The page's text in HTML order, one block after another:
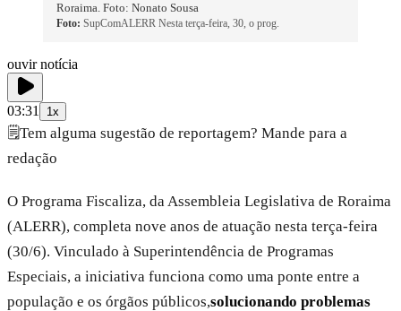
Roraima. Foto: Nonato Sousa
Foto: SupComALERR Nesta terça-feira, 30, o prog.
ouvir notícia
03:31 1x
🗒️Tem alguma sugestão de reportagem? Mande para a
redação
O Programa Fiscaliza, da Assembleia Legislativa de Roraima
(ALERR), completa nove anos de atuação nesta terça-feira
(30/6). Vinculado à Superintendência de Programas
Especiais, a iniciativa funciona como uma ponte entre a
população e os órgãos públicos,solucionando problemas